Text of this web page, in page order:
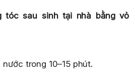
tóc sau sinh tại nhà bằng vỏ
trong 10–15 phút.